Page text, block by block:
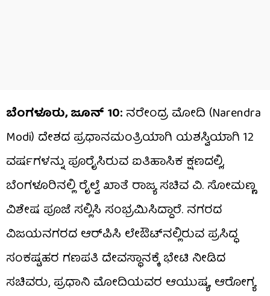
ಬೆಂಗಳೂರು, ಜೂನ್ 10:ನರೇಂದ್ರ ಮೋದಿ (Narendra
Modi) ದೇಶದ ಪ್ರಧಾನಮಂತ್ರಿಯಾಗಿ ಯಶಸ್ವಿಯಾಗಿ 12
ವರ್ಷಗಳನ್ನು ಪೂರೈಸಿರುವ ಐತಿಹಾಸಿಕ ಕ್ಷಣದಲ್ಲಿ,
ಬೆಂಗಳೂರಿನಲ್ಲಿ ರೈಲ್ವೆ ಖಾತೆ ರಾಜ್ಯ ಸಚಿವ ವಿ. ಸೋಮಣ್ಣ
ವಿಶೇಷ ಪೂಜೆ ಸಲ್ಲಿಸಿ ಸಂಭ್ರಮಿಸಿದ್ದಾರೆ. ನಗರದ
ವಿಜಯನಗರದ ಆರ್‌ಪಿಸಿ ಲೇಔಟ್‌ನಲ್ಲಿರುವ ಪ್ರಸಿದ್ಧ
ಸಂಕಷ್ಟಹರ ಗಣಪತಿ ದೇವಸ್ಥಾನಕ್ಕೆ ಭೇಟಿ ನೀಡಿದ
ಸಚಿವರು, ಪ್ರಧಾನಿ ಮೋದಿಯವರ ಆಯುಷ್ಯ, ಆರೋಗ್ಯ